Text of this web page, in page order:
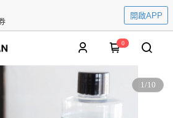
開啟APP
0
1/10